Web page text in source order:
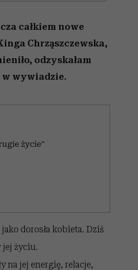
całkiem nowe
Chrząszczewska,
odzyskałam
w wywiadzie.
życie”
dorosła kobieta. Dziś
jej życiu.
na jej energię, relacje,